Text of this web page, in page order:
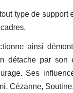
type de
ainsi
détache par son
Ses
Cézanne, Soutine.